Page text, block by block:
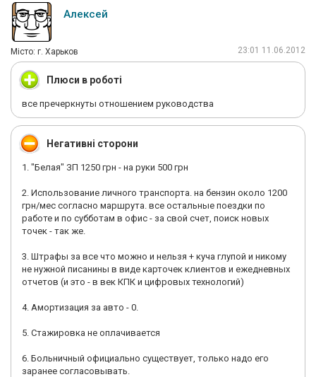
Алексей
Мiсто: г. Харьков 23:01 11.06.2012
Плюси в роботі
все пречеркнуты отношением руководства
Негативні сторони
1. "Белая" ЗП 1250 грн - на руки 500 грн
2. Использование личного транспорта. на бензин около 1200
грн/мес согласно маршрута. все остальные поездки по
работе и по субботам в офис - за свой счет, поиск новых
точек - так же.
3. Штрафы за все что можно и нельзя + куча глупой и никому
не нужной писанины в виде карточек клиентов и ежедневных
отчетов (и это - в век КПК и цифровых технологий)
4. Амортизация за авто - 0.
5. Стажировка не оплачивается
6. Больничный официально существует, только надо его
заранее согласовывать.